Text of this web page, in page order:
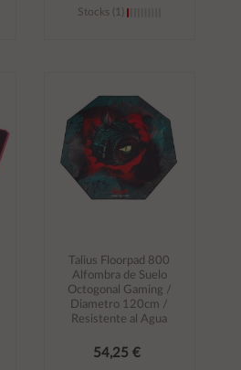
Stocks (1)
carrito
Talius Floorpad 800
Alfombra de Suelo
Octogonal Gaming /
Diametro 120cm /
Resistente al Agua
54,25 €